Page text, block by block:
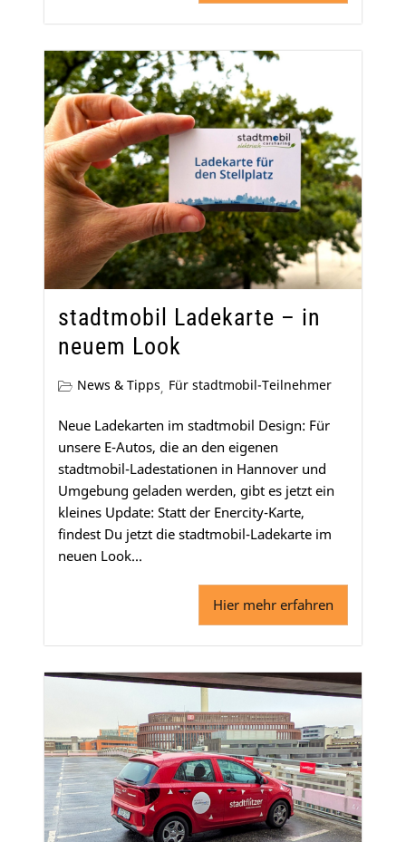
stadtmobil Ladekarte – in
neuem Look
News & Tipps, Für stadtmobil-Teilnehmer
Neue Ladekarten im stadtmobil Design: Für
unsere E-Autos, die an den eigenen
stadtmobil-Ladestationen in Hannover und
Umgebung geladen werden, gibt es jetzt ein
kleines Update: Statt der Enercity-Karte,
findest Du jetzt die stadtmobil-Ladekarte im
neuen Look...
Hier mehr erfahren